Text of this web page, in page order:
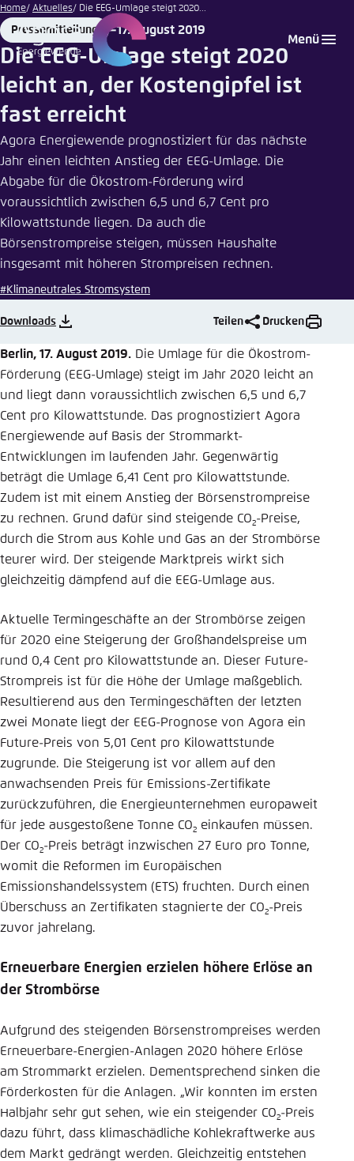
Zum
Hauptinhalt
gehen
Menü
Home Aktuelles Die EEG-Umlage steigt 2020...
Format
Pressemitteilung
Date
17. August 2019
Die EEG-Umlage steigt 2020
leicht an, der Kostengipfel ist
fast erreicht
Agora Energiewende prognostiziert für das nächste
Jahr einen leichten Anstieg der EEG-Umlage. Die
Abgabe für die Ökostrom-Förderung wird
voraussichtlich zwischen 6,5 und 6,7 Cent pro
Kilowattstunde liegen. Da auch die
Börsenstrompreise steigen, müssen Haushalte
insgesamt mit höheren Strompreisen rechnen.
#Klimaneutrales Stromsystem
BirgitKorber
| Adobe
Stock
Downloads Teilen Drucken
Berlin, 17. August 2019. Die Umlage für die Ökostrom-
Förderung (EEG-Umlage) steigt im Jahr 2020 leicht an
und liegt dann voraussichtlich zwischen 6,5 und 6,7
Cent pro Kilowattstunde. Das prognostiziert Agora
Energiewende auf Basis der Strommarkt-
Entwicklungen im laufenden Jahr. Gegenwärtig
beträgt die Umlage 6,41 Cent pro Kilowattstunde.
Zudem ist mit einem Anstieg der Börsenstrompreise
zu rechnen. Grund dafür sind steigende CO2-Preise,
durch die Strom aus Kohle und Gas an der Strombörse
teurer wird. Der steigende Marktpreis wirkt sich
gleichzeitig dämpfend auf die EEG-Umlage aus.
Aktuelle Termingeschäfte an der Strombörse zeigen
für 2020 eine Steigerung der Großhandelspreise um
rund 0,4 Cent pro Kilowattstunde an. Dieser Future-
Strompreis ist für die Höhe der Umlage maßgeblich.
Resultierend aus den Termingeschäften der letzten
zwei Monate liegt der EEG-Prognose von Agora ein
Future-Preis von 5,01 Cent pro Kilowattstunde
zugrunde. Die Steigerung ist vor allem auf den
anwachsenden Preis für Emissions-Zertifikate
zurückzuführen, die Energieunternehmen europaweit
für jede ausgestoßene Tonne CO2 einkaufen müssen.
Der CO2-Preis beträgt inzwischen 27 Euro pro Tonne,
womit die Reformen im Europäischen
Emissionshandelssystem (ETS) fruchten. Durch einen
Überschuss an Zertifikaten stagnierte der CO2-Preis
zuvor jahrelang.
Erneuerbare Energien erzielen höhere Erlöse an
der Strombörse
Aufgrund des steigenden Börsenstrompreises werden
Erneuerbare-Energien-Anlagen 2020 höhere Erlöse
am Strommarkt erzielen. Dementsprechend sinken die
Förderkosten für die Anlagen. „Wir konnten im ersten
Halbjahr sehr gut sehen, wie ein steigender CO2-Preis
dazu führt, dass klimaschädliche Kohlekraftwerke aus
dem Markt gedrängt werden. Gleichzeitig entstehen
Login
Melden Sie sich an um ..., ... und ... zu verwalten.
Benutzername*
Passwort* Passwort vergessen?
Sprache auswählen
Englisch
Deutsch
Agora Think Tanks
Erscheinungsbild der Webseite
Diese Webseite passt ihr Farbschema basierend
auf Ihren Einstellungen an. Wählen Sie aus,
verwenden möchten.
Close
Dunkel
Einstellung für diese Webseite im Browser
speichern
Übernehmen